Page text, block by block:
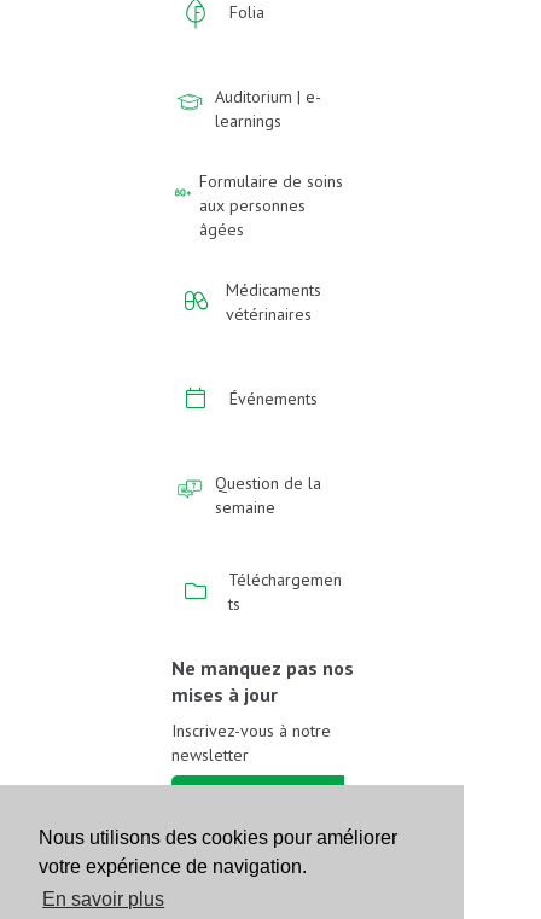
Nous utilisons des cookies pour améliorer
votre expérience de navigation.
En savoir plus
Folia
Auditorium | e-
learnings
Formulaire de soins
aux personnes
âgées
Médicaments
vétérinaires
Événements
Question de la
semaine
Téléchargemen
ts
Ne manquez pas nos
mises à jour
Inscrivez-vous à notre
newsletter
Suivez-nous sur les